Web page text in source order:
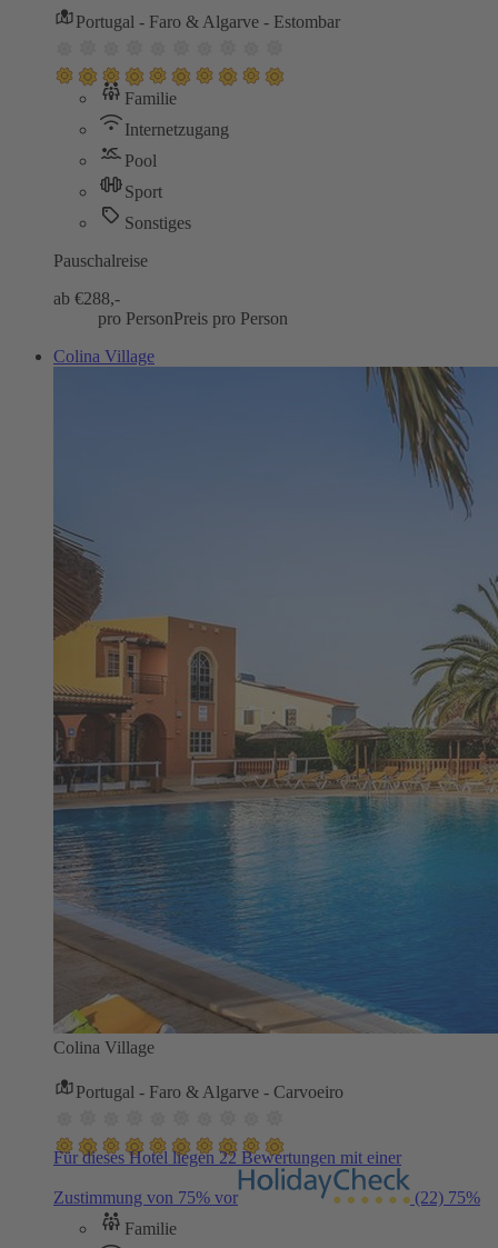
Portugal - Faro & Algarve - Estombar
Familie
Internetzugang
Pool
Sport
Sonstiges
Pauschalreise
ab €288,-
pro PersonPreis pro Person
Colina Village
Colina Village
Portugal - Faro & Algarve - Carvoeiro
Für dieses Hotel liegen 22 Bewertungen mit einer
Zustimmung von 75% vor (22) 75%
Familie